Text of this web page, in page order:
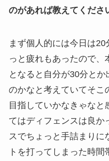
のがあれば教えてくださ
まず個人的には今日は
っと疲れもあったので、
となると自分が30分と
のかなと考えていてそこ
目指していかなきゃなと
てはディフェンスは良か
スでちょっと手詰まりに
トを打ってしまった時